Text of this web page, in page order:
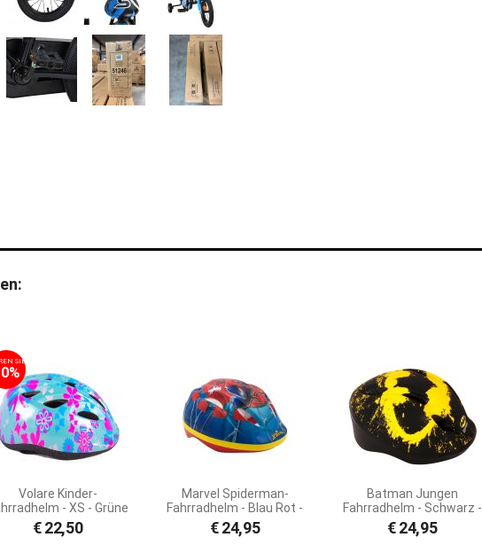
SIE
Volare Kinder-
- XS - Grüne
Blumen - 47-51 cm
- extra kleines Modell
€22,50
Marvel Spiderman-
Fahrradhelm - Blau Rot -
51 - 55 cm
€24,95
Batman Jungen
Fahrradhelm - Schwarz -
52-56 cm
€24,95